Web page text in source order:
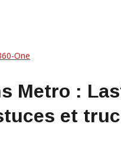
One
Metro :
et